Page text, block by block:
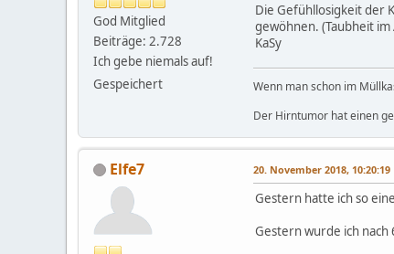
God Mitglied
Beiträge: 2.728
Ich gebe niemals auf!
Gespeichert
Die Gefühllosigkeit der
gewöhnen. (Taubheit
KaSy
Wenn man schon im
Der Hirntumor hat einen
Elfe7 20. November 2018, 10:20:19
Gestern hatte ich so
Gestern wurde ich nach